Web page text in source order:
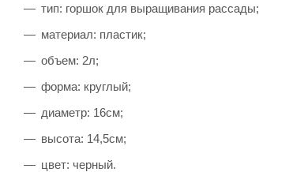
тип: горшок для выращивания рассады;
материал: пластик;
объем: 2л;
форма: круглый;
диаметр: 16см;
высота: 14,5см;
цвет: черный.